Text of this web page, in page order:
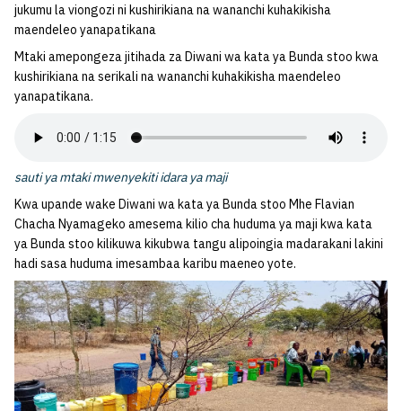
jukumu la viongozi ni kushirikiana na wananchi kuhakikisha
maendeleo yanapatikana
Mtaki amepongeza jitihada za Diwani wa kata ya Bunda stoo kwa
kushirikiana na serikali na wananchi kuhakikisha maendeleo
yanapatikana.
sauti ya mtaki mwenyekiti idara ya maji
Kwa upande wake Diwani wa kata ya Bunda stoo Mhe Flavian
Chacha Nyamageko amesema kilio cha huduma ya maji kwa kata
ya Bunda stoo kilikuwa kikubwa tangu alipoingia madarakani lakini
hadi sasa huduma imesambaa karibu maeneo yote.